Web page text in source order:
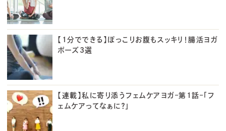
【1分でできる】ぽっこりお腹もスッキリ！腸活ヨガ
ポーズ3選
【連載】私に寄り添うフェムケアヨガ–第1話–「フ
ェムケアってなぁに？」